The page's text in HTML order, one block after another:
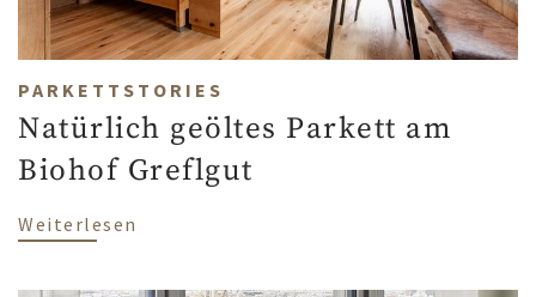
PARKETTSTORIES
Natürlich geöltes Parkett am
Biohof Greflgut
Weiterlesen